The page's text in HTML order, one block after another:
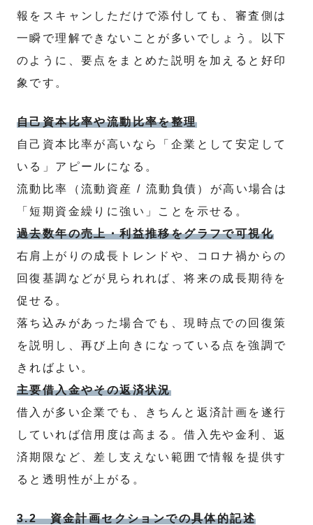
報をスキャンしただけで添付しても、審査側は
一瞬で理解できないことが多いでしょう。以下
のように、要点をまとめた説明を加えると好印
象です。
自己資本比率や流動比率を整理
自己資本比率が高いなら「企業として安定して
いる」アピールになる。
流動比率（流動資産 / 流動負債）が高い場合は
「短期資金繰りに強い」ことを示せる。
過去数年の売上・利益推移をグラフで可視化
右肩上がりの成長トレンドや、コロナ禍からの
回復基調などが見られれば、将来の成長期待を
促せる。
落ち込みがあった場合でも、現時点での回復策
を説明し、再び上向きになっている点を強調で
きればよい。
主要借入金やその返済状況
借入が多い企業でも、きちんと返済計画を遂行
していれば信用度は高まる。借入先や金利、返
済期限など、差し支えない範囲で情報を提供す
ると透明性が上がる。
3.2 資金計画セクションでの具体的記述